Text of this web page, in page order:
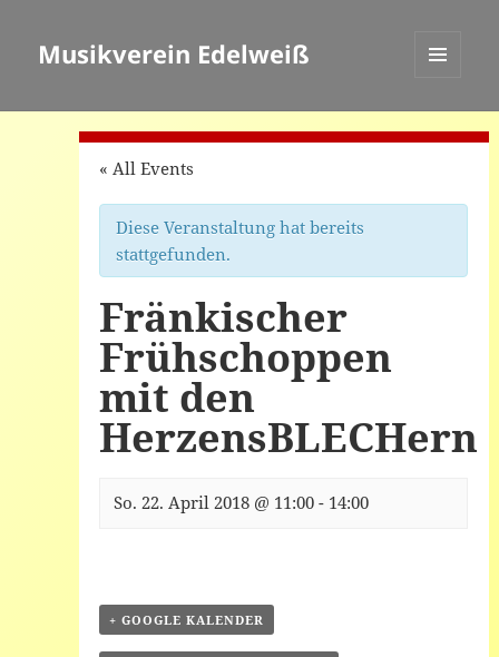
Musikverein Edelweiß
« All Events
Diese Veranstaltung hat bereits
stattgefunden.
Fränkischer
Frühschoppen
mit den
HerzensBLECHern
So. 22. April 2018 @ 11:00 - 14:00
+ GOOGLE KALENDER